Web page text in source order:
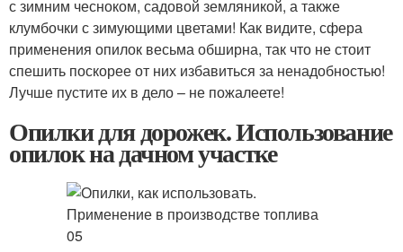
с зимним чесноком, садовой земляникой, а также
клумбочки с зимующими цветами! Как видите, сфера
применения опилок весьма обширна, так что не стоит
спешить поскорее от них избавиться за ненадобностью!
Лучше пустите их в дело – не пожалеете!
Опилки для дорожек. Использование
опилок на дачном участке